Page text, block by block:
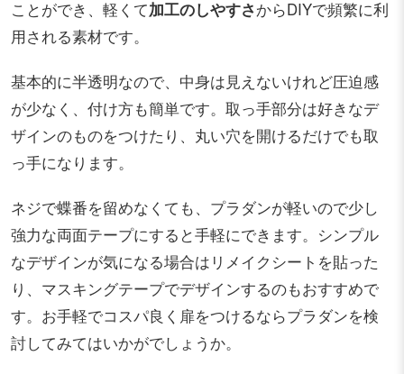
ことができ、軽くて加工のしやすさからDIYで頻繁に利
用される素材です。
基本的に半透明なので、中身は見えないけれど圧迫感
が少なく、付け方も簡単です。取っ手部分は好きなデ
ザインのものをつけたり、丸い穴を開けるだけでも取
っ手になります。
ネジで蝶番を留めなくても、プラダンが軽いので少し
強力な両面テープにすると手軽にできます。シンプル
なデザインが気になる場合はリメイクシートを貼った
り、マスキングテープでデザインするのもおすすめで
す。お手軽でコスパ良く扉をつけるならプラダンを検
討してみてはいかがでしょうか。